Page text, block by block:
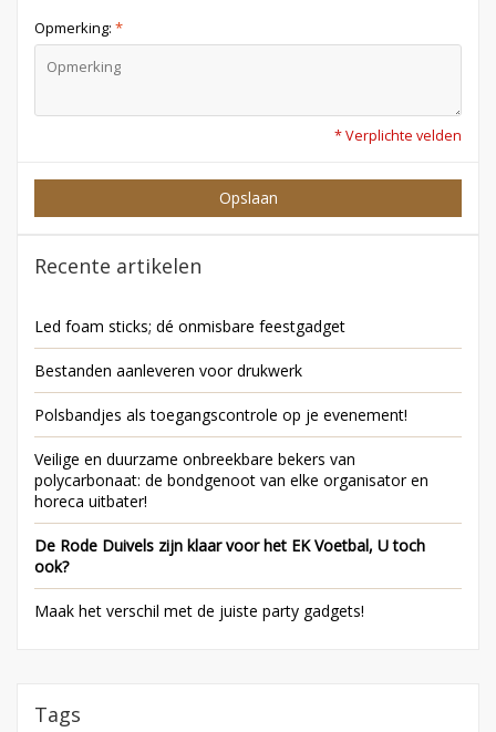
Opmerking: *
* Verplichte velden
Opslaan
Recente artikelen
Led foam sticks; dé onmisbare feestgadget
Bestanden aanleveren voor drukwerk
Polsbandjes als toegangscontrole op je evenement!
Veilige en duurzame onbreekbare bekers van
polycarbonaat: de bondgenoot van elke organisator en
horeca uitbater!
De Rode Duivels zijn klaar voor het EK Voetbal, U toch
ook?
Maak het verschil met de juiste party gadgets!
Tags